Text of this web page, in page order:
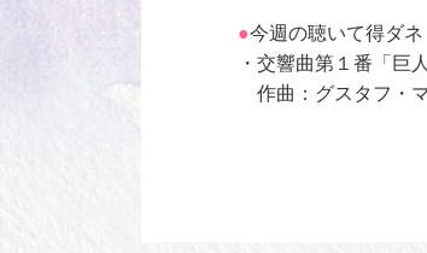
今週の聴いて得ダネ
・交響曲第１番「巨人
作曲：グスタフ・